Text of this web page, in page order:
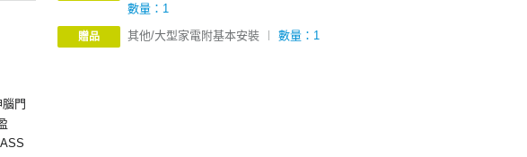
腦門
數量：1
贈品 其他/大型家電附基本安裝 ︱ 數量：1